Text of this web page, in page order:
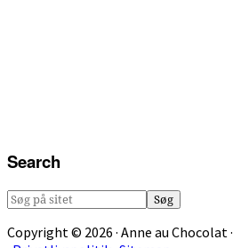
Search
Søg
sitet
Copyright © 2026 · Anne au Chocolat ·